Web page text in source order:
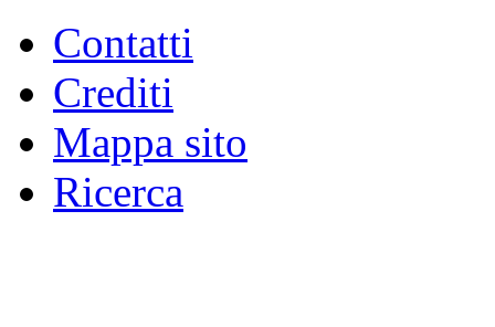
Contatti
Crediti
Mappa sito
Ricerca